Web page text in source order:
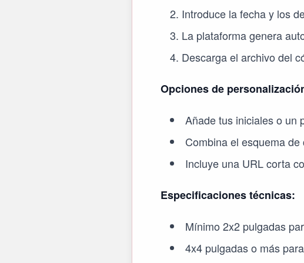
Introduce la fecha y los
La plataforma genera
Descarga el archivo del
Opciones de
Añade tus iniciales o un
Combina el esquema
Incluye una URL corta
Especificaciones técnicas:
Mínimo 2x2 pulgadas
4x4 pulgadas o más